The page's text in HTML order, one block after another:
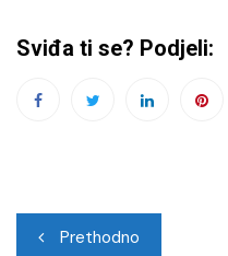
Sviđa ti se? Podjeli:
Navigacija
Prethodno